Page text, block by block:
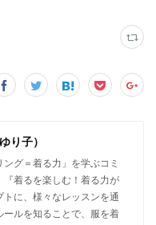
り子）
グ＝着る力」を学ぶコミ
『着るを楽しむ！着る力が
に、様々なレッスンを通
ールを知ることで、服を着